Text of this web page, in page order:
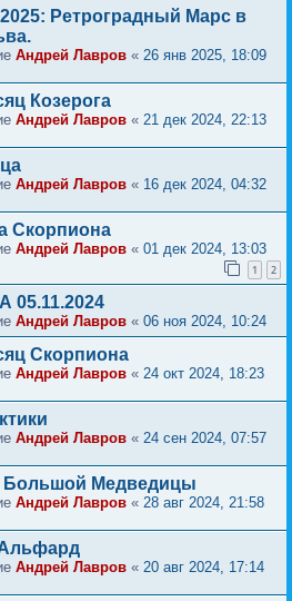
2025: Ретроградный Марс в
Андрей Лавров « 26 янв 2025, 18:09
Козерога
Андрей Лавров « 21 дек 2024, 22:13
Андрей Лавров « 16 дек 2024, 04:32
Скорпиона
Андрей Лавров « 01 дек 2024, 13:03
1 2
Андрей Лавров « 06 ноя 2024, 10:24
Скорпиона
Андрей Лавров « 24 окт 2024, 18:23
Андрей Лавров « 24 сен 2024, 07:57
Большой Медведицы
Андрей Лавров « 28 авг 2024, 21:58
Андрей Лавров « 20 авг 2024, 17:14